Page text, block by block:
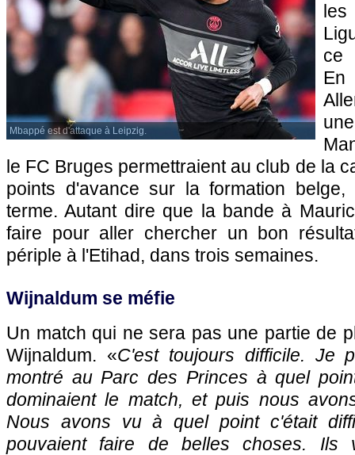
Mbappé est d'attaque à Leipzig.
ce
En
le FC Bruges permettraient au club de la
points d'avance sur la formation
terme. Autant dire que la bande à
faire pour aller chercher un bon
périple à l'Etihad, dans trois semaines.
Wijnaldum se méfie
Un match qui ne sera pas une partie de
Wijnaldum. «C'est toujours difficile. Je
montré au Parc des Princes à quel
dominaient le match, et puis nous
Nous avons vu à quel point c'était
pouvaient faire de belles choses. Ils